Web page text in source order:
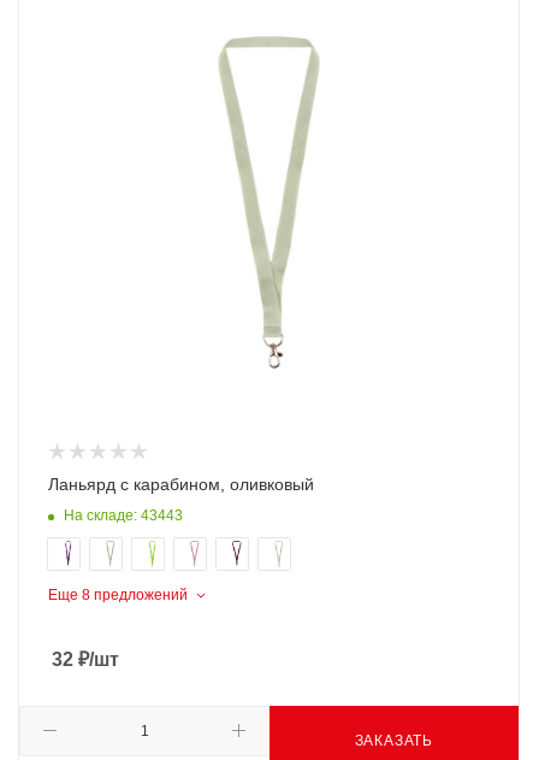
Ланьярд с карабином, оливковый
На складе: 43443
Еще 8 предложений
32 ₽/шт
ЗАКАЗАТЬ